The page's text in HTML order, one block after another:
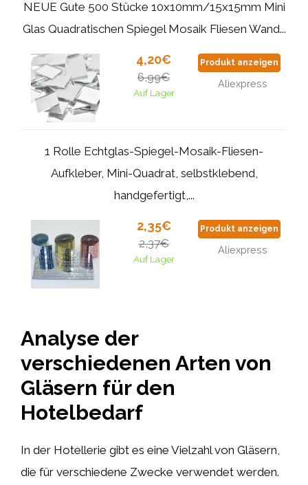
NEUE Gute 500 Stücke 10x10mm/15x15mm Mini
Glas Quadratischen Spiegel Mosaik Fliesen Wand...
4,20€
6,99€
Auf Lager
Produkt anzeigen
Aliexpress
1 Rolle Echtglas-Spiegel-Mosaik-Fliesen-
Aufkleber, Mini-Quadrat, selbstklebend,
handgefertigt,...
2,35€
2,37€
Auf Lager
Produkt anzeigen
Aliexpress
Analyse der
verschiedenen Arten von
Gläsern für den
Hotelbedarf
In der Hotellerie gibt es eine Vielzahl von Gläsern,
die für verschiedene Zwecke verwendet werden.